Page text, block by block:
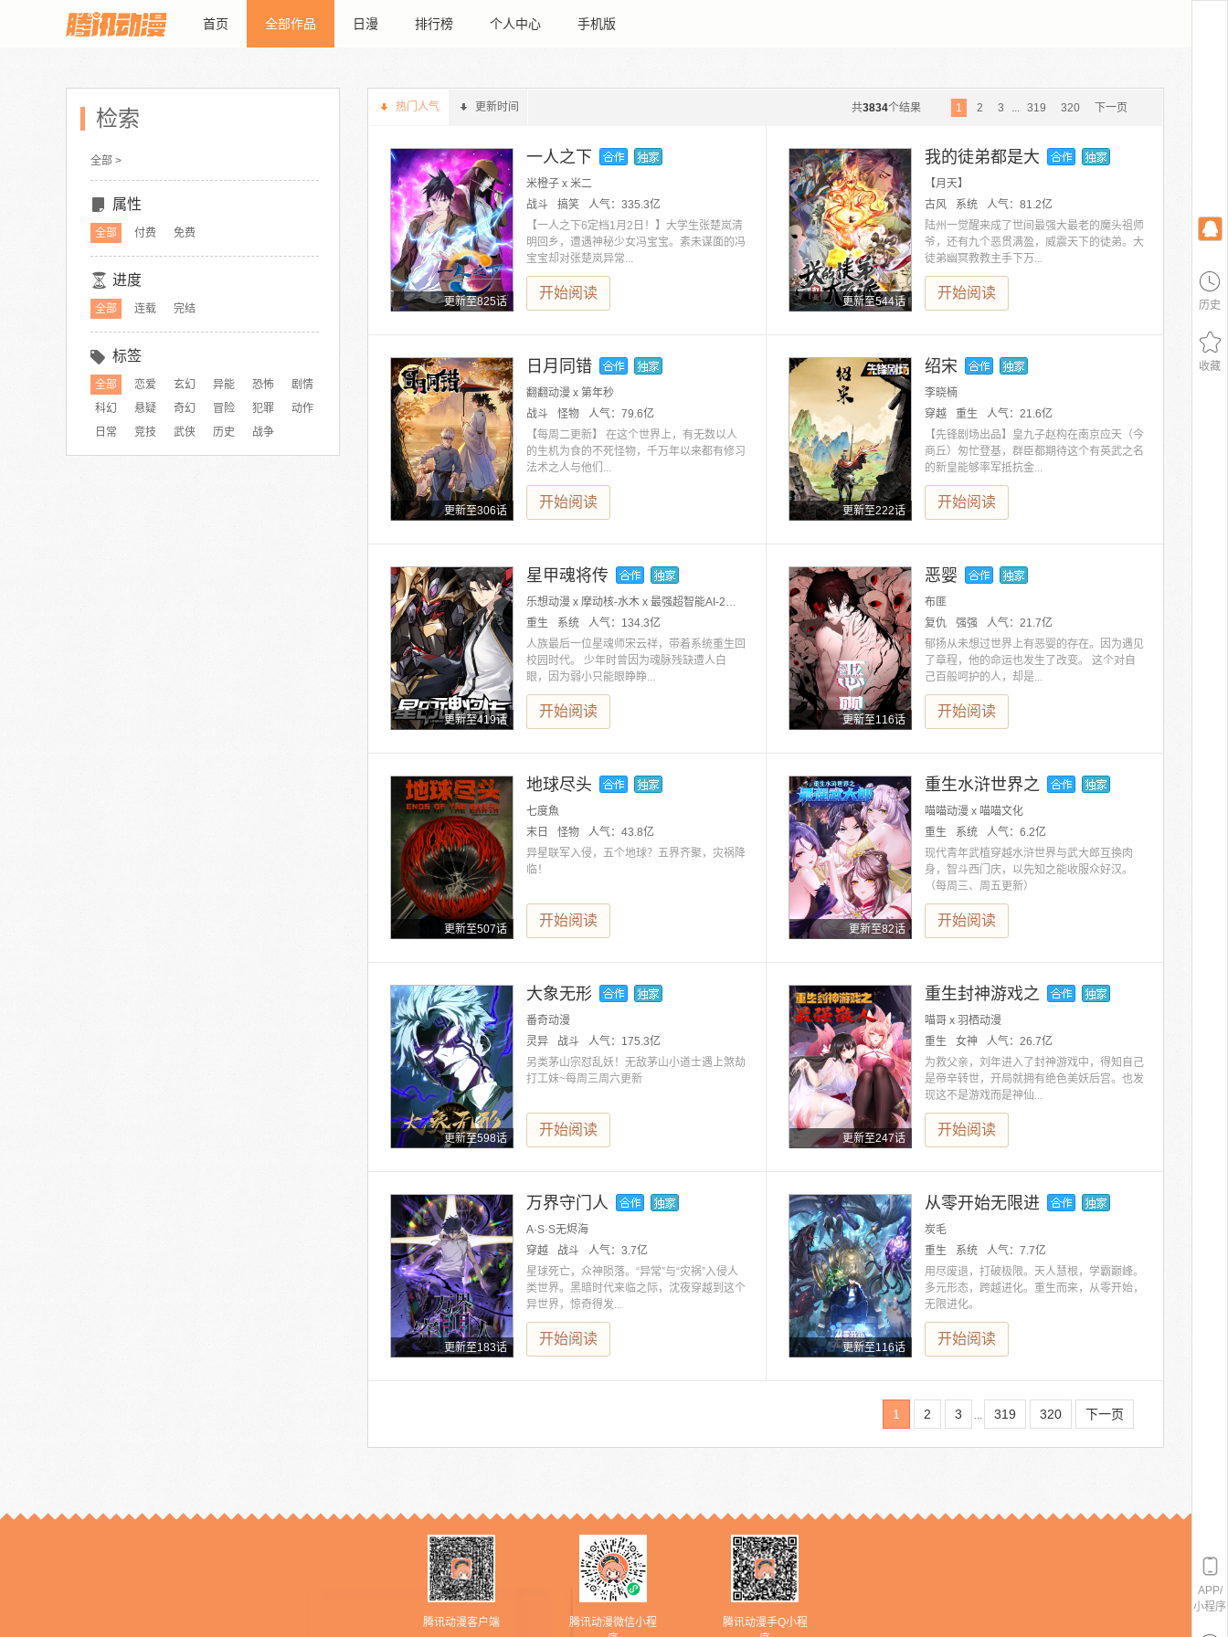
首页 全部作品 日漫 排行榜 个人中心 手机版
检索
全部 >
属性
全部 付费 免费
进度
全部 连载 完结
标签
全部 恋爱 玄幻 异能 恐怖
剧情
科幻
悬疑 奇幻 冒险 犯罪
动作
日常
竞技 武侠 历史 战争
热门人气 更新时间 1 2 3 ... 319 320 下一页
共3834个结果
更新至825话
一人之下
米橙子 x 米二
战斗
搞笑 人气： 335.3亿
【一人之下6定档1月2日！】大学生张楚岚清
明回乡，遭遇神秘少女冯宝宝。素未谋面的冯
宝宝却对张楚岚异常...
开始阅读
更新至544话
我的徒弟都是大
【月天】
古风
系统 人气： 81.2亿
陆州一觉醒来成了世间最强大最老的魔头祖师
爷，还有九个恶贯满盈，威震天下的徒弟。大
徒弟幽冥教教主手下万...
开始阅读
更新至306话
日月同错
翻翻动漫 x 第年秒
战斗
怪物 人气： 79.6亿
【每周二更新】 在这个世界上，有无数以人
的生机为食的不死怪物，千万年以来都有修习
法术之人与他们...
开始阅读
更新至222话
绍宋
李晓楠
穿越
重生 人气： 21.6亿
【先锋剧场出品】皇九子赵构在南京应天（今
商丘）匆忙登基，群臣都期待这个有英武之名
的新皇能够率军抵抗金...
开始阅读
更新至419话
星甲魂将传
乐想动漫 x 摩动核-水木 x 最强超智能AI-2号小红大人
重生
系统 人气： 134.3亿
人族最后一位星魂师宋云祥，带着系统重生回
校园时代。 少年时曾因为魂脉残缺遭人白
眼，因为弱小只能眼睁睁...
开始阅读
更新至116话
恶婴
布匪
复仇
强强 人气： 21.7亿
郁扬从未想过世界上有恶婴的存在。因为遇见
了章程，他的命运也发生了改变。 这个对自
己百般呵护的人，却是...
开始阅读
更新至507话
地球尽头
七度魚
末日
怪物 人气： 43.8亿
异星联军入侵，五个地球？五界齐聚，灾祸降
临！
开始阅读
更新至82话
重生水浒世界之
喵喵动漫 x 喵喵文化
重生
系统 人气： 6.2亿
现代青年武植穿越水浒世界与武大郎互换肉
身，智斗西门庆，以先知之能收服众好汉。
（每周三、周五更新）
开始阅读
更新至598话
大象无形
番奇动漫
灵异
战斗 人气： 175.3亿
另类茅山宗怼乱妖！无敌茅山小道士遇上煞劫
打工妹~每周三周六更新
开始阅读
更新至247话
重生封神游戏之
喵哥 x 羽栖动漫
重生
女神 人气： 26.7亿
为救父亲，刘年进入了封神游戏中，得知自己
是帝辛转世，开局就拥有绝色美妖后宫。也发
现这不是游戏而是神仙...
开始阅读
更新至183话
万界守门人
A·S·S无烬海
穿越
战斗 人气： 3.7亿
星球死亡，众神陨落。“异常”与“灾祸”入侵人
类世界。黑暗时代来临之际，沈夜穿越到这个
异世界，惊奇得发...
开始阅读
更新至116话
从零开始无限进
炭毛
重生
系统 人气： 7.7亿
用尽废退，打破极限。天人慧根，学霸巅峰。
多元形态，跨越进化。重生而来，从零开始，
无限进化。
开始阅读
1 2 3 ... 319 320 下一页
腾讯动漫客户端
腾讯动漫微信小程
腾讯动漫手Q小程
历史
收藏
APP/
小程序